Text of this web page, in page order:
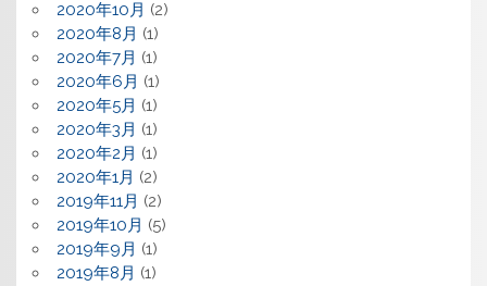
2020年10月 (2)
2020年8月 (1)
2020年7月 (1)
2020年6月 (1)
2020年5月 (1)
2020年3月 (1)
2020年2月 (1)
2020年1月 (2)
2019年11月 (2)
2019年10月 (5)
2019年9月 (1)
2019年8月 (1)